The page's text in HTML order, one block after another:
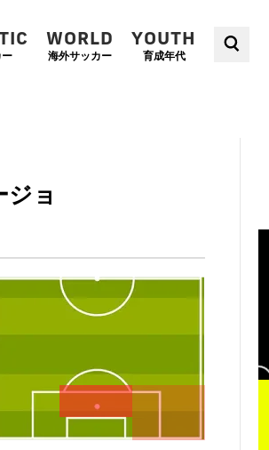
ー
WORLD
海外サッカー
YOUTH
育成年代
ジョ
CF
右
WG
CB
右
GK